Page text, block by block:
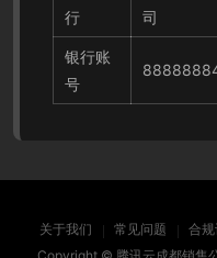
行
司
银行账
号
关于我们 常见问题 合